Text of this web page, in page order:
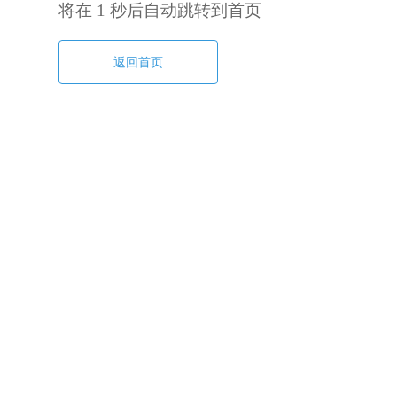
将在 1 秒后自动跳转到首页
返回首页